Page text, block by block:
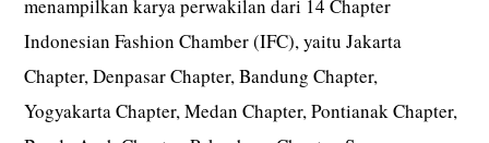
menampilkan karya perwakilan dari 14 Chapter
Indonesian Fashion Chamber (IFC), yaitu Jakarta
Chapter, Denpasar Chapter, Bandung Chapter,
Yogyakarta Chapter, Medan Chapter, Pontianak Chapter,